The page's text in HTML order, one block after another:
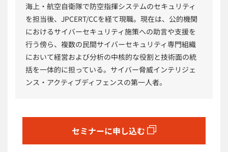
海上・航空自衛隊で防空指揮システムのセキュリティ
を担当後、JPCERT/CCを経て現職。現在は、公的機関
におけるサイバーセキュリティ施策への助言や支援を
行う傍ら、複数の民間サイバーセキュリティ専門組織
において経営および分析の中核的な役割と技術面の統
括を一体的に担っている。サイバー脅威インテリジェ
ンス・アクティブディフェンスの第一人者。
セミナーに申し込む